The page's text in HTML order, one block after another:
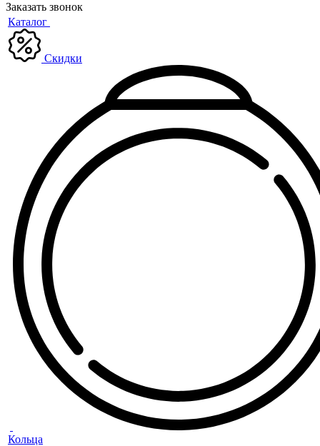
Заказать звонок
Каталог
Скидки
Кольца